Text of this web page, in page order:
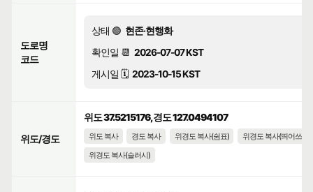
도로명
코드
상태 🟢 현존·현행화
확인일 📆 2026-07-07 KST
게시일 🗓️ 2023-10-15 KST
위도/경도
위도 37.5215176, 경도 127.0494107
위도 복사 경도 복사 위경도 복사(쉼표)
위경도 복사(띄어쓰기)
위경도 복사(슬러시)